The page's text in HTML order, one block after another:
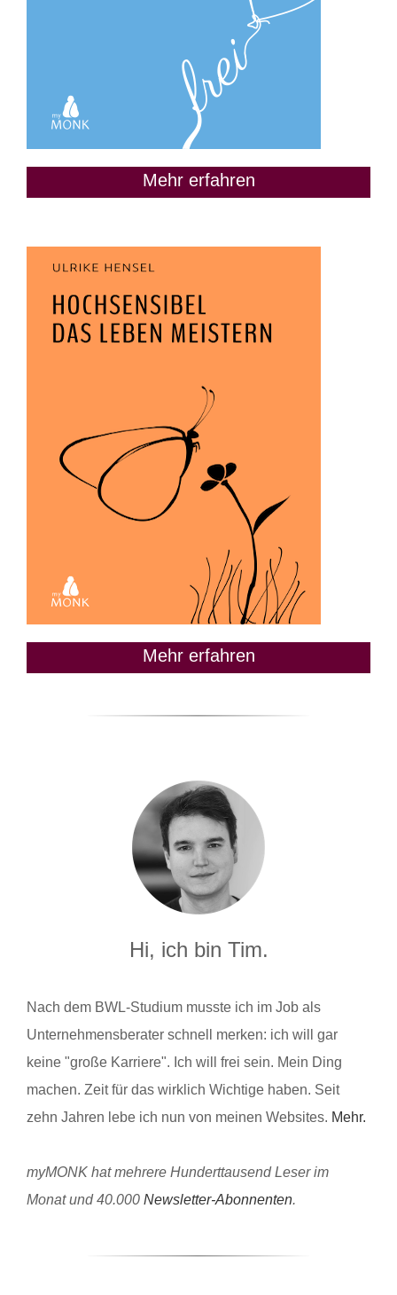
Mehr erfahren
Mehr erfahren
Hi, ich bin Tim.
Nach dem BWL-Studium musste ich im Job als
Unternehmensberater schnell merken: ich will gar
keine "große Karriere". Ich will frei sein. Mein Ding
machen. Zeit für das wirklich Wichtige haben. Seit
zehn Jahren lebe ich nun von meinen Websites. Mehr.
myMONK hat mehrere Hunderttausend Leser im
Monat und 40.000 Newsletter-Abonnenten.